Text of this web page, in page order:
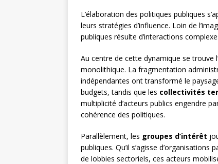
L’élaboration des politiques publiques
leurs stratégies d’influence. Loin de
publiques résulte d’interactions
Au centre de cette dynamique se trouve l’
monolithique. La fragmentation
indépendantes ont transformé le
budgets, tandis que les collectivités
multiplicité d’acteurs publics engendre
cohérence des politiques.
Parallèlement, les groupes d’intérêt
publiques. Qu’il s’agisse
de lobbies sectoriels, ces acteurs